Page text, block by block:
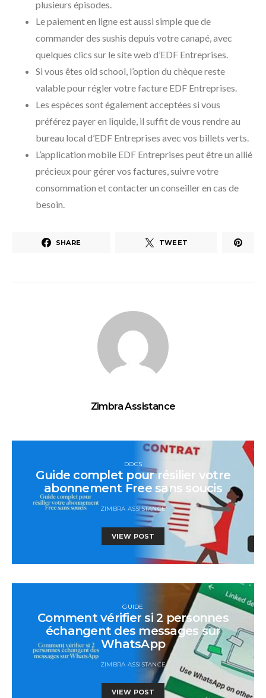
plusieurs épisodes.
Le paiement en ligne est aussi simple que de
commander des sushis depuis votre canapé, avec
quelques clics sur le site web d’EDF Entreprises.
Si vous êtes old school, l’option du chèque reste
valable pour régler votre facture EDF Entreprises.
Les espèces sont également acceptées si vous
préférez payer en liquide, il suffit de vous rendre au
bureau local d’EDF Entreprises avec vos billets verts.
L’application mobile EDF Entreprises peut être un allié
précieux pour gérer vos factures, suivre votre
consommation et contacter un conseiller en cas de
besoin.
SHARE TWEET
Zimbra Assistance
DOCS
Guide complet pour résilier votre
abonnement Free sans soucis
ZIMBRA ASSISTANCE
VIEW POST
GUIDE
Comment vérifier si 2 personnes
échangent des messages sur
WhatsApp
ZIMBRA ASSISTANCE
VIEW POST